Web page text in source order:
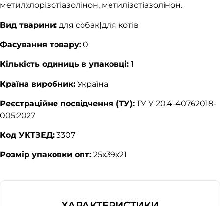
метилхлорізотіазолінон, метилізотіазолінон.
Вид тварини: для собак|для котів
Фасування товару: 0
Кількість одиниць в упаковці: 1
Країна виробник: Україна
Реєстраційне посвідчення (ТУ): ТУ У 20.4-40762018-
005:2027
Код УКТЗЕД: 3307
Розмір упаковки опт: 25х39х21